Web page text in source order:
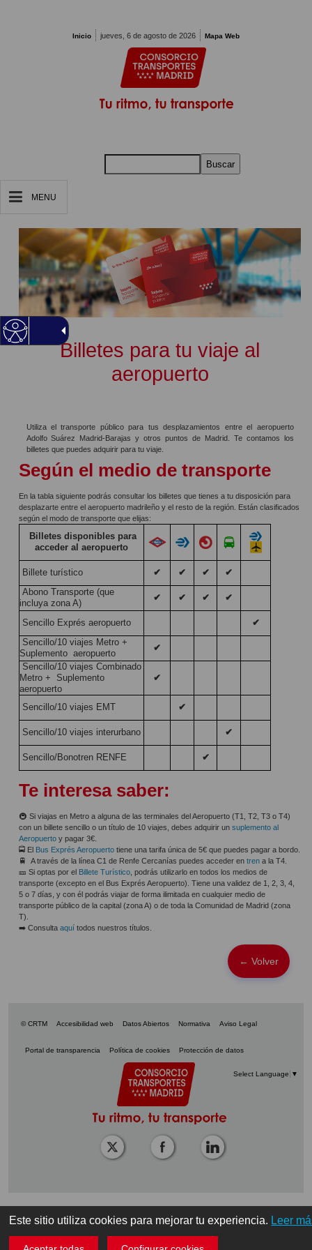
Este sitio utiliza cookies para mejorar tu experiencia. Leer
Inicio jueves, 6 de agosto de 2026 Mapa Web
Buscar
MENU
Billetes para tu viaje al
aeropuerto
Utiliza el transporte público para tus desplazamientos entre el aeropuerto
Adolfo Suárez Madrid-Barajas y otros puntos de Madrid. Te contamos los
billetes que puedes adquirir para tu viaje.
Según el medio de transporte
En la tabla siguiente podrás consultar los billetes que tienes a tu disposición para
desplazarte entre el aeropuerto madrileño y el resto de la región. Están clasificados
según el modo de transporte que elijas:
Billetes disponibles para
acceder al aeropuerto
Billete turístico ✔ ✔ ✔
✔
Abono Transporte (que
incluya zona A)
✔ ✔ ✔ ✔
Sencillo Exprés aeropuerto
✔
Sencillo/10 viajes Metro +
Suplemento aeropuerto
✔
Sencillo/10 viajes Combinado
Metro + Suplemento
aeropuerto
✔
Sencillo/10 viajes EMT ✔
Sencillo/10 viajes interurbano ✔
Sencillo/Bonotren RENFE ✔
Te interesa saber:
🚇 Si viajas en Metro a alguna de las terminales del Aeropuerto (T1, T2, T3 o T4)
con un billete sencillo o un título de 10 viajes, debes adquirir un suplemento al
Aeropuerto y pagar 3€.
🚍 El Bus Exprés Aeropuerto tiene una tarifa única de 5€ que puedes pagar a bordo.
🚆 A través de la línea C1 de Renfe Cercanías puedes acceder entren a la T4.
🎫 Si optas por el Billete Turístico , podrás utilizarlo en todos los medios de
transporte (excepto en el Bus Exprés Aeropuerto). Tiene una validez de 1, 2, 3, 4,
5 o 7 días, y con él podrás viajar de forma ilimitada en cualquier medio de
transporte público de la capital (zona A) o de toda la Comunidad de Madrid (zona
T).
➡️ Consultaaquí todos nuestros títulos.
← Volver
© CRTM Accesibilidad web Datos Abiertos Normativa Aviso Legal
Portal de transparencia Política de cookies Protección de datos
Select Language ▼